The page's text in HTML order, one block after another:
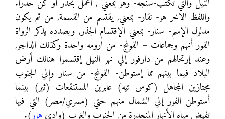
واللفظ الاخر هو- نقار- بمعني, يقتسم من القسمة, من ثم يكون
مدلول الإسم- سنار- بمعني الإقتسام الجذر, وبصدده يذكر الرواة
الفور أنهم وجماعات – الفونج- من ارومه واحدة وكذلك الداجو,
وعند إرتحالهم من دارفور إلي نهر النيل إقتسموا هنالك أرض
البلاد فيما بينهم مما إستوطن- الفونج- من سنار وإلي الجنوب
مجتازين المجاهل (كوس تيه) عابرين المستنقعات (ئير) بينما
أستوطن الفور إلي الشمال منهم حتي (مسري/مصر) التي فيها